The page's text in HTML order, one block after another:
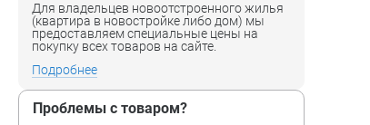
Для владельцев новоотстроенного жилья
(квартира в новостройке либо дом) мы
предоставляем специальные цены на
покупку всех товаров на сайте.
Подробнее
Проблемы с товаром?